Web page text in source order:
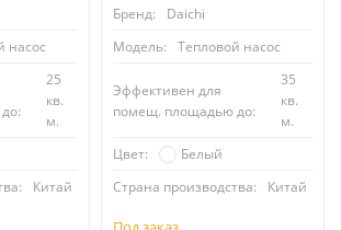
насос
25
кв.
м.
Китай
Бренд:
Daichi
Модель:
Тепловой насос
Эффективен для
помещ. площадью до:
35
кв.
м.
Цвет:
Белый
Страна производства:
Китай